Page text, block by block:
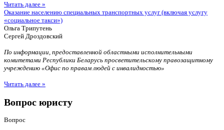
Читать далее »
Оказание населению специальных транспортных услуг (включая услугу
«социальное такси»)
Ольга Трипутень
Сергей Дроздовский
По информации, предоставленной областными исполнительными
комитетами Республики Беларусь просветительскому правозащитному
учреждению «Офис по правам людей с инвалидностью»
Читать далее »
Вопрос юристу
Вопрос